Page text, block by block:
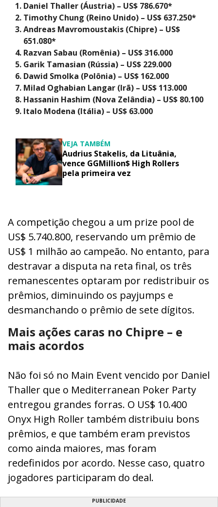
Daniel Thaller (Áustria) – US$ 786.670*
Timothy Chung (Reino Unido) – US$ 637.250*
Andreas Mavromoustakis (Chipre) – US$
651.080*
Razvan Sabau (Romênia) – US$ 316.000
Garik Tamasian (Rússia) – US$ 229.000
Dawid Smolka (Polônia) – US$ 162.000
Milad Oghabian Langar (Irã) – US$ 113.000
Hassanin Hashim (Nova Zelândia) – US$ 80.100
Italo Modena (Itália) – US$ 63.000
VEJA TAMBÉM
Audrius Stakelis, da Lituânia,
vence GGMillion$ High Rollers
pela primeira vez
A competição chegou a um prize pool de
US$ 5.740.800, reservando um prêmio de
US$ 1 milhão ao campeão. No entanto, para
destravar a disputa na reta final, os três
remanescentes optaram por redistribuir os
prêmios, diminuindo os payjumps e
desmanchando o prêmio de sete dígitos.
Mais ações caras no Chipre – e
mais acordos
Não foi só no Main Event vencido por Daniel
Thaller que o Mediterranean Poker Party
entregou grandes forras. O US$ 10.400
Onyx High Roller também distribuiu bons
prêmios, e que também eram previstos
como ainda maiores, mas foram
redefinidos por acordo. Nesse caso, quatro
jogadores participaram do deal.
PUBLICIDADE